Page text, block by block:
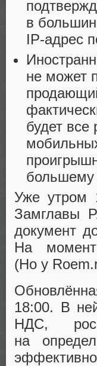
в
IP-адрес
не может
будет
большему
Уже утром
Замглавы
документ
На
(Но у
18:00. В
НДС,
на